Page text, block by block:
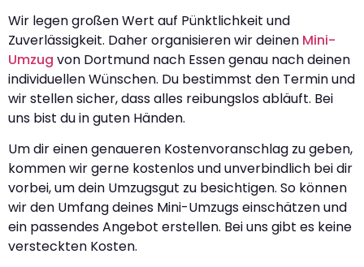
Wir legen großen Wert auf Pünktlichkeit und
Zuverlässigkeit. Daher organisieren wir deinen Mini-
Umzug von Dortmund nach Essen genau nach deinen
individuellen Wünschen. Du bestimmst den Termin und
wir stellen sicher, dass alles reibungslos abläuft. Bei
uns bist du in guten Händen.
Um dir einen genaueren Kostenvoranschlag zu geben,
kommen wir gerne kostenlos und unverbindlich bei dir
vorbei, um dein Umzugsgut zu besichtigen. So können
wir den Umfang deines Mini-Umzugs einschätzen und
ein passendes Angebot erstellen. Bei uns gibt es keine
versteckten Kosten.